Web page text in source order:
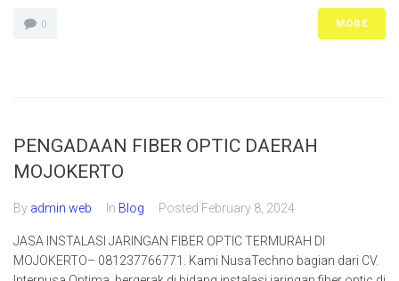
0 MORE
PENGADAAN FIBER OPTIC DAERAH
MOJOKERTO
By admin web In Blog Posted February 8, 2024
JASA INSTALASI JARINGAN FIBER OPTIC TERMURAH DI
MOJOKERTO– 081237766771. Kami NusaTechno bagian dari CV.